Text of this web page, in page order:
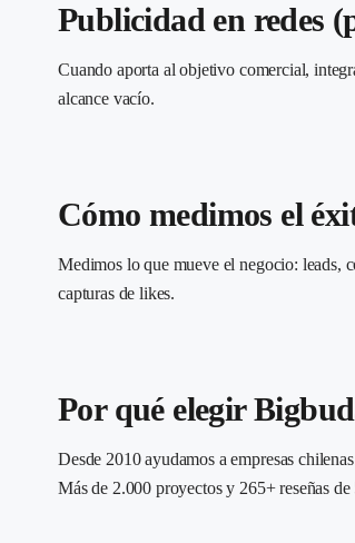
Publicidad en redes
Cuando aporta al objetivo comercial,
alcance vacío.
Cómo medimos el
Medimos lo que mueve el negocio: leads,
capturas de likes.
Por qué elegir
Desde 2010 ayudamos a empresas
Más de 2.000 proyectos y 265+ reseñas